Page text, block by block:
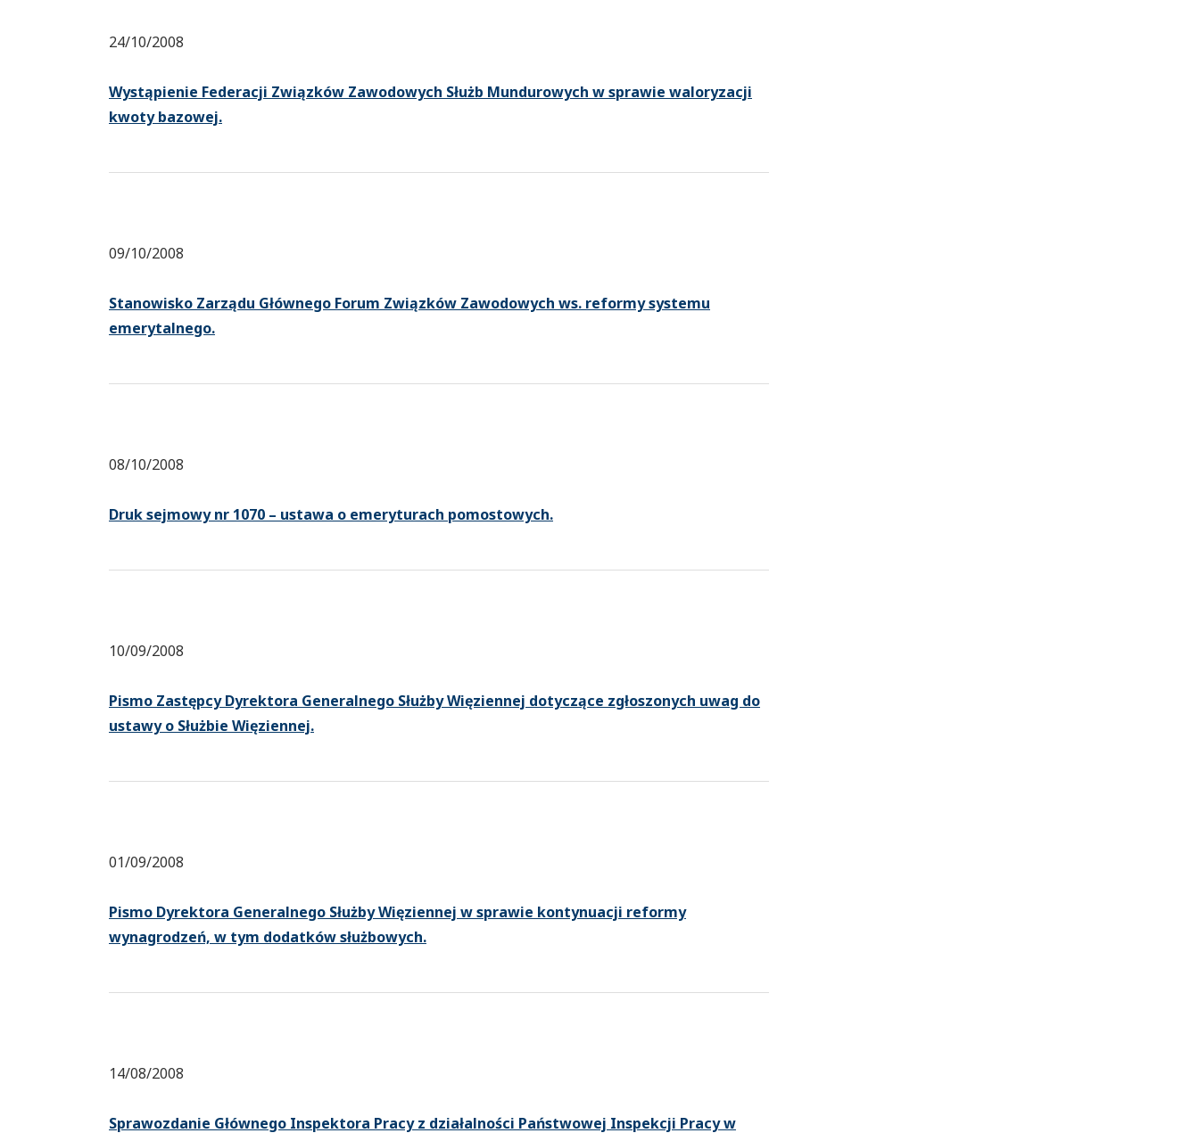
24/10/2008
Wystąpienie Federacji Związków Zawodowych Służb Mundurowych w sprawie waloryzacji
kwoty bazowej.
09/10/2008
Stanowisko Zarządu Głównego Forum Związków Zawodowych ws. reformy systemu
emerytalnego.
08/10/2008
Druk sejmowy nr 1070 – ustawa o emeryturach pomostowych.
10/09/2008
Pismo Zastępcy Dyrektora Generalnego Służby Więziennej dotyczące zgłoszonych uwag do
ustawy o Służbie Więziennej.
01/09/2008
Pismo Dyrektora Generalnego Służby Więziennej w sprawie kontynuacji reformy
wynagrodzeń, w tym dodatków służbowych.
14/08/2008
Sprawozdanie Głównego Inspektora Pracy z działalności Państwowej Inspekcji Pracy w